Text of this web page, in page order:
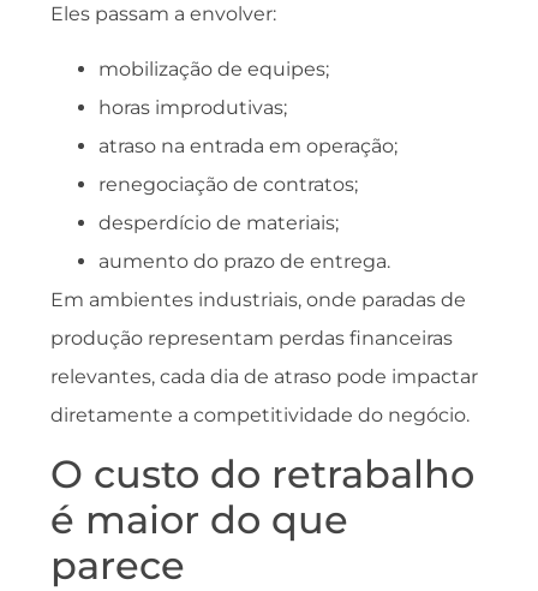
Eles passam a envolver:
mobilização de equipes;
horas improdutivas;
atraso na entrada em operação;
renegociação de contratos;
desperdício de materiais;
aumento do prazo de entrega.
Em ambientes industriais, onde paradas de
produção representam perdas financeiras
relevantes, cada dia de atraso pode impactar
diretamente a competitividade do negócio.
O custo do retrabalho
é maior do que
parece